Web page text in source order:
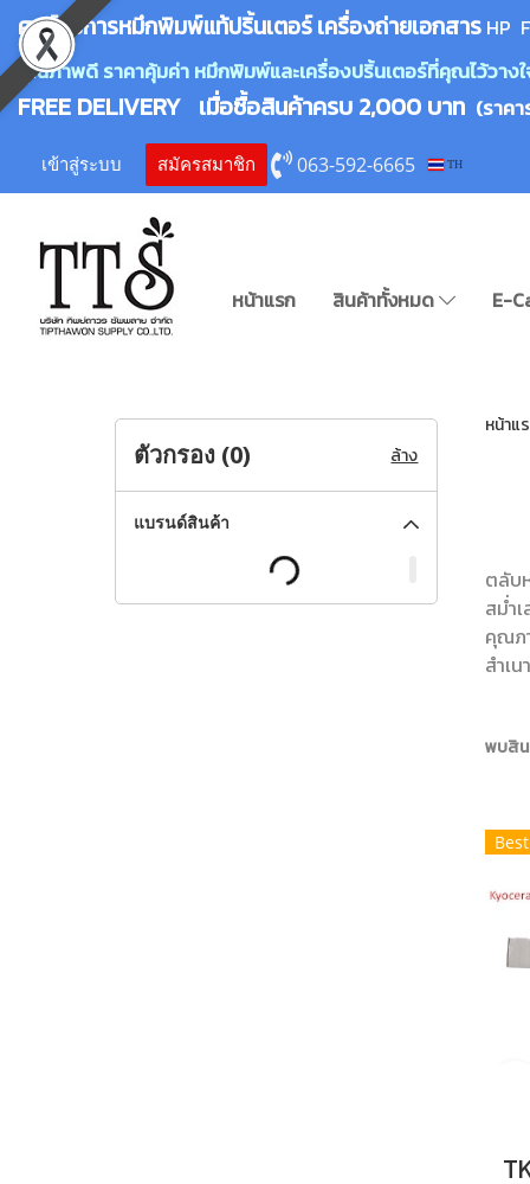
ศูนย์บริการหมึกพิมพ์แท้ปริ้นเตอร์ เครื่องถ่ายเอกสาร HP
คุณภาพดี ราคาคุ้มค่า หมึกพิมพ์และเครื่องปริ้นเตอร์ที่คุณไว้วาง
FREE DELIVERY เมื่อซื้อสินค้าครบ 2,000 บาท (ราค
เข้าสู่ระบบ สมัครสมาชิก 063-592-6665 TH
หน้าแรก สินค้าทั้งหมด E-
หน้าแ
ตลับ
สม่ำ
คุณภ
สำเ
พบสิน
ตัวกรอง (0) ล้าง
แบรนด์สินค้า